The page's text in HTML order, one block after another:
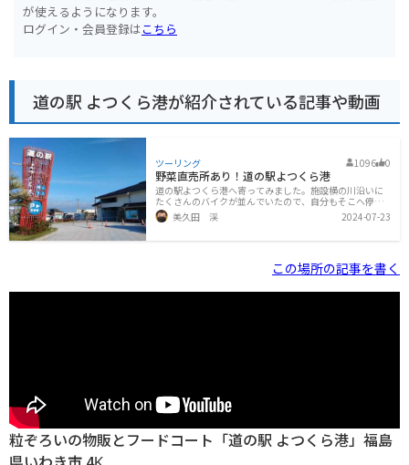
が使えるようになります。
ログイン・会員登録はこちら
道の駅 よつくら港が紹介されている記事や動画
ツーリング 1096 0
野菜直売所あり！道の駅よつくら港
道の駅よつくら港へ寄ってみました。施設横の川沿いに
たくさんのバイクが並んでいたので、自分もそこへ停め
ました。施設の前には車が結構停まっていました。旅行
者というより、裏手の公園で子供を遊ばせたり直売の野
に入ってみました。建物は大きいのですが、細長い構造
の中ではお土産物の他に、野菜が販売されていました。
野菜直売所好きな自分としては心惹かれましたが、今回
美久田 渓 2024-07-23
この場所の記事を書く
粒ぞろいの物販とフードコート「道の駅 よつくら港」福島